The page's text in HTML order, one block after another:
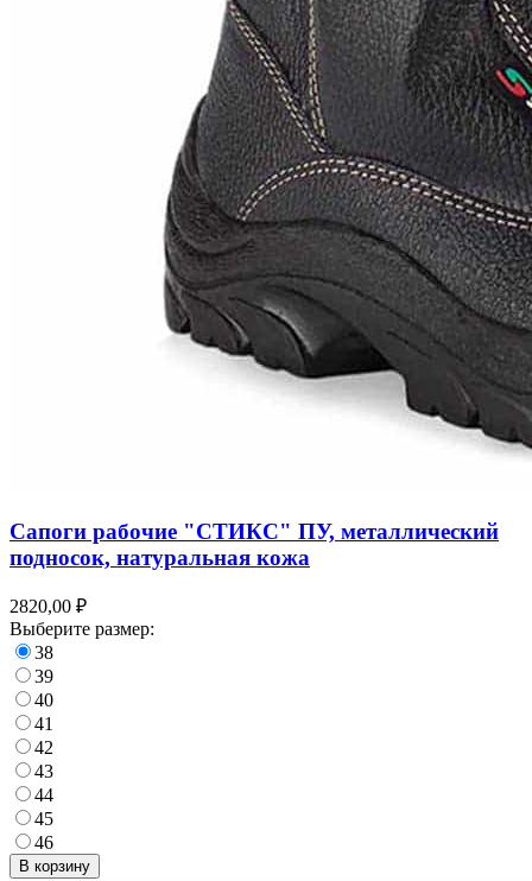
Сапоги рабочие "СТИКС" ПУ, металлический
подносок, натуральная кожа
2820,00 ₽
Выберите размер:
38
39
40
41
42
43
44
45
46
В корзину